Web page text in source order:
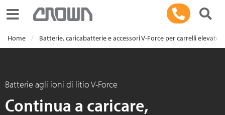
Toggle navigation
Home Batterie, caricabatterie e accessori V-Force per carrelli elevatori
Batterie agli ioni di litio V-Force
Continua a caricare,